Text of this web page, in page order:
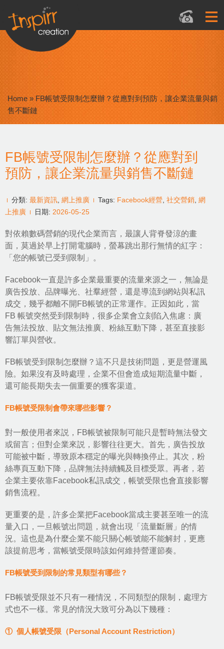
Home » FB帳號受限制怎麼辦？從應對到預防，讓企業流量與銷
售不斷鏈
FB帳號受限制怎麼辦？從應對到
預防，讓企業流量與銷售不斷鏈
分類: 最新資訊 網上推廣 Tags: Facebook經營 社交營銷 網
上推廣
日期: 2026-05-25
對依賴數碼營銷的現代企業而言，最讓人背脊發涼的畫
面，莫過於早上打開電腦時，螢幕跳出那行無情的紅字：
「您的帳號已受到限制」。
Facebook一直是許多企業最重要的流量來源之一，無論是
廣告投放 、品牌曝光、 社羣經營 ，還是導流到網站與私訊
成交，幾乎都離不開FB帳號的正常運作。正因如此，當
FB 帳號突然受到限制時，很多企業會立刻陷入焦慮：廣
告無法投放、貼文無法推廣、粉絲互動下降，甚至直接影
響訂單與營收。
FB帳號受到限制怎麼辦 ？這不只是技術問題，更是營運風
險。如果沒有及時處理，企業不但會造成短期流量中斷，
還可能長期失去一個重要的獲客渠道。
FB帳號受限制會帶來哪些影響？
對一般使用者來説，FB帳號被限制可能只是暫時無法發文
或留言；但對企業來説，影響往往更大。首先，廣告投放
可能被中斷，導致原本穩定的曝光與轉換停止。其次，粉
絲專頁互動下降，品牌無法持續觸及目標受眾。再者，若
企業主要依靠Facebook私訊成交，帳號受限也會直接影響
銷售流程。
更重要的是，許多企業把Facebook當成主要甚至唯一的流
量入口，一旦帳號出問題，就會出現「流量斷層」的情
況。這也是為什麼企業不能只關心帳號能不能解封，更應
該提前思考，當帳號受限時該如何維持營運節奏。
FB帳號受到限制的常見類型有哪些？
FB帳號受限並不只有一種情況，不同類型的限制，處理方
式也不一樣。常見的情況大致可分為以下幾種：
① 個人帳號受限（Personal Account Restriction）